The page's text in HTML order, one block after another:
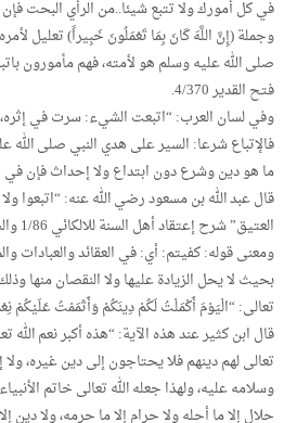
في كل أمورك ولا تتبع شيئا..من الرأي البحت
وجملة (إِنَّ اللَّهَ كَانَ بِمَا تَعْمَلُونَ خَبِيراً) تعليل
صلى الله عليه وسلم هو لأمته، فهم مأمورون
فتح القدير 4/370.
وفي لسان العرب: “اتبعت الشيء: سرت في
فالإتباع شرعا: السير على هدي النبي صلى
ما هو دين وشرع دون ابتداع ولا إحداث فإن في
قال عبد الله بن مسعود رضي الله عنه: “اتبعوا
العتيق” شرح إعتقاد أهل السنة للالكائي 1/86 والسنن للدارمي 86.
ومعنى قوله: كفيتم: أي: في العقائد والعبادات
بحيث لا يحل الزيادة عليها ولا النقصان منها
تعالى: “الْيَوْمَ أَكْمَلْتُ لَكُمْ دِينَكُمْ وَأَتْمَمْتُ عَلَيْكُمْ
قال ابن كثير عند هذه الآية: “هذه أكبر نعم
تعالى لهم دينهم فلا يحتاجون إلى دين غيره،
وسلامه عليه، ولهذا جعله الله تعالى خاتم
حلال إلا ما أحله ولا حرام إلا ما حرمه، ولا